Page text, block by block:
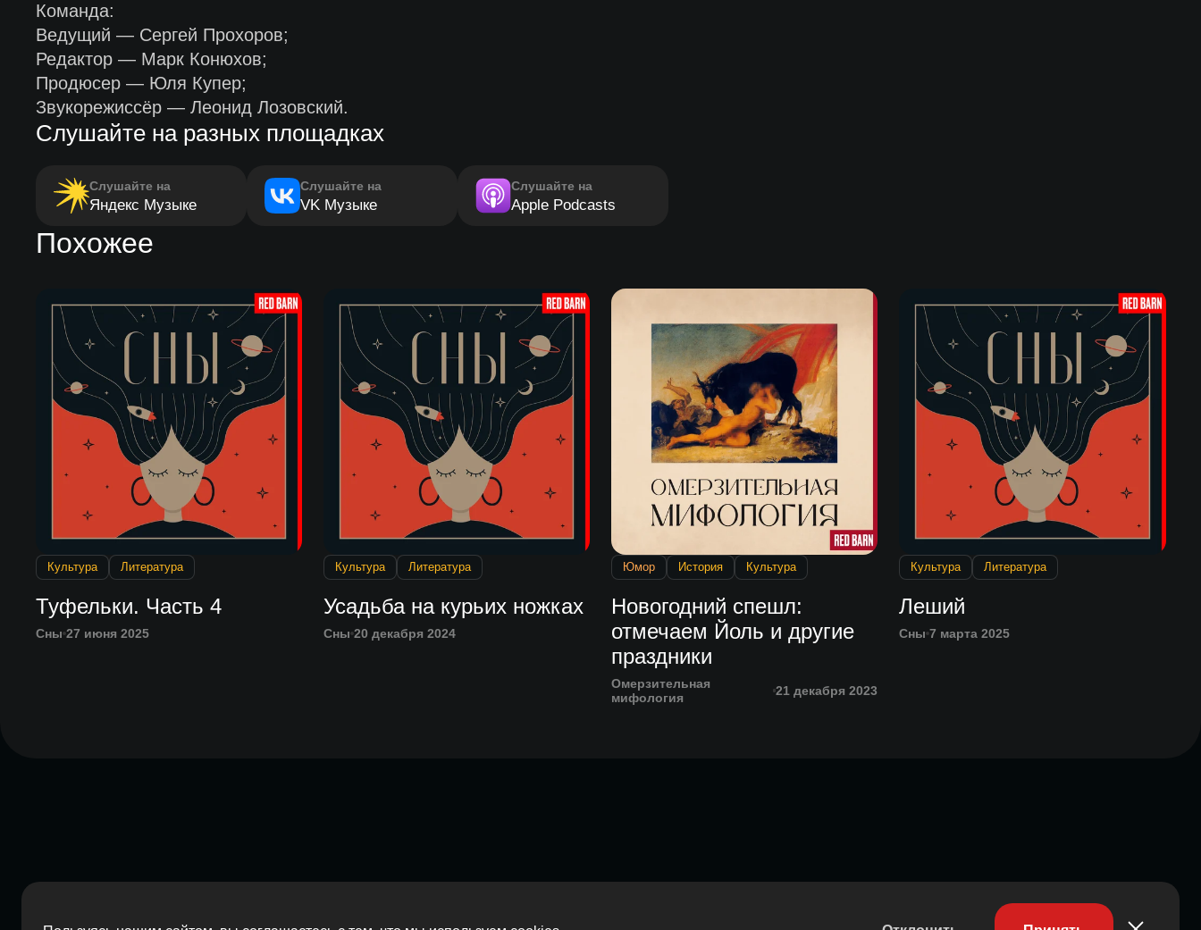
Команда:
Ведущий — Сергей Прохоров;
Редактор — Марк Конюхов;
Продюсер — Юля Купер;
Звукорежиссёр — Леонид Лозовский.
Слушайте на разных площадках
Слушайте на
Яндекс Музыке
Слушайте на
VK Музыке
Слушайте на
Apple Podcasts
Похожее
Культура Литература
Туфельки. Часть 4
Сны 27 июня 2025
Культура Литература
Усадьба на курьих ножках
Сны 20 декабря 2024
Юмор История Культура
Новогодний спешл:
отмечаем Йоль и другие
праздники
Омерзительная
мифология
21 декабря 2023
Культура Литература
Леший
Сны 7 марта 2025
Главная